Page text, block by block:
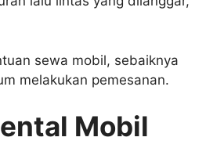
sewa mobil, sebaiknya
melakukan pemesanan.
Mobil